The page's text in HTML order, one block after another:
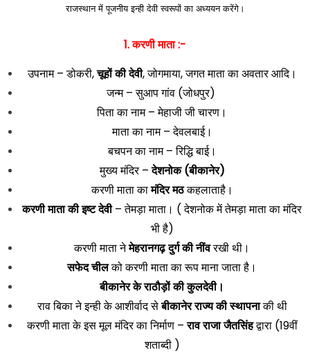
राजस्थान में पूजनीय इन्ही देवी स्वरूपों का अध्ययन करेंगे।
1. करणी माता :-
उपनाम – डोकरी,चूहों की देवी, जोगमाया, जगत माता का अवतार आदि।
जन्म – सुआप गांव (जोधपुर)
पिता का नाम – मेहाजी जी चारण।
माता का नाम – देवलबाई।
बचपन का नाम – रिद्धि बाई।
मुख्य मंदिर –देशनोक (बीकानेर)
करणी माता कामंदिरमठकहलाताहै।
करणी माता की इष्ट देवी– तेमड़ा माता। ( देशनोक में तेमड़ा माता का मंदिर
भी है)
करणी माता नेमेहरानगढ़ दुर्ग की नींवरखी थी।
सफेद चीलको करणी माता का रूप माना जाता है।
बीकानेर के राठौड़ों की कुलदेवी।
राव बिका ने इन्ही के आशीर्वाद सेबीकानेर राज्य की स्थापनाकी थी
करणी माता के इस मूल मंदिर का निर्माण –राव राजा जैतसिंहद्वारा (19वीं
शताब्दी )